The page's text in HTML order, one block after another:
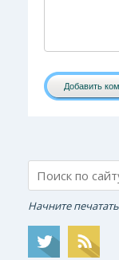
Добавить
Начните